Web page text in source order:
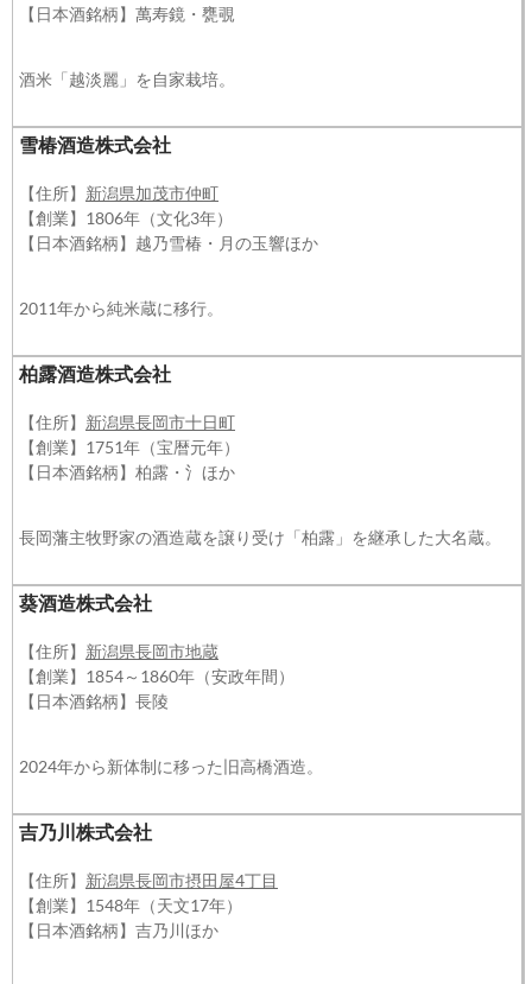
【日本酒銘柄】萬寿鏡・甕覗
酒米「越淡麗」を自家栽培。
雪椿酒造株式会社
【住所】 新潟県加茂市仲町
【創業】1806年（文化3年）
【日本酒銘柄】越乃雪椿・月の玉響ほか
2011年から純米蔵に移行。
柏露酒造株式会社
【住所】 新潟県長岡市十日町
【創業】1751年（宝暦元年）
【日本酒銘柄】柏露・⺡ほか
長岡藩主牧野家の酒造蔵を譲り受け「柏露」を継承した大名蔵。
葵酒造株式会社
【住所】 新潟県長岡市地蔵
【創業】1854～1860年（安政年間）
【日本酒銘柄】長陵
2024年から新体制に移った旧高橋酒造。
吉乃川株式会社
【住所】 新潟県長岡市摂田屋4丁目
【創業】1548年（天文17年）
【日本酒銘柄】吉乃川ほか